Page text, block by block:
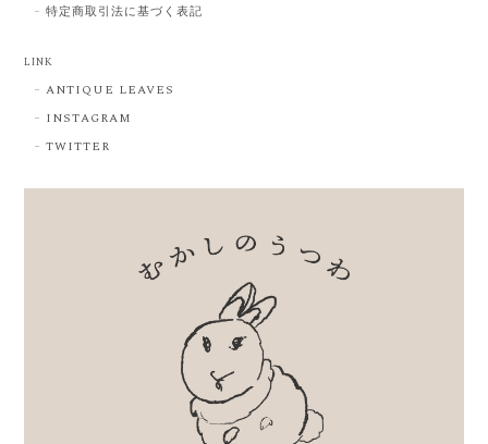
特定商取引法に基づく表記
LINK
ANTIQUE LEAVES
INSTAGRAM
TWITTER